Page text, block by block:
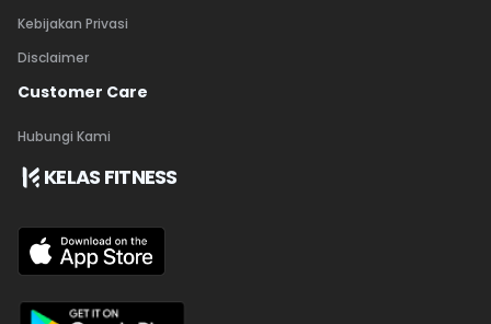
Kebijakan Privasi
Disclaimer
Customer Care
Hubungi Kami
KELAS FITNESS